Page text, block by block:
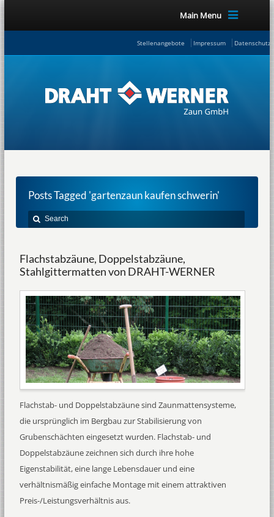
Main Menu
Stellenangebote Impressum
Posts Tagged 'gartenzaun kaufen schwerin'
Flachstabzäune, Doppelstabzäune,
Stahlgittermatten von DRAHT-WERNER
Flachstab- und Doppelstabzäune sind Zaunmattensysteme,
die ursprünglich im Bergbau zur Stabilisierung von
Grubenschächten eingesetzt wurden. Flachstab- und
Doppelstabzäune zeichnen sich durch ihre hohe
Eigenstabilität, eine lange Lebensdauer und eine
verhältnismäßig einfache Montage mit einem attraktiven
Preis-/Leistungsverhältnis aus.